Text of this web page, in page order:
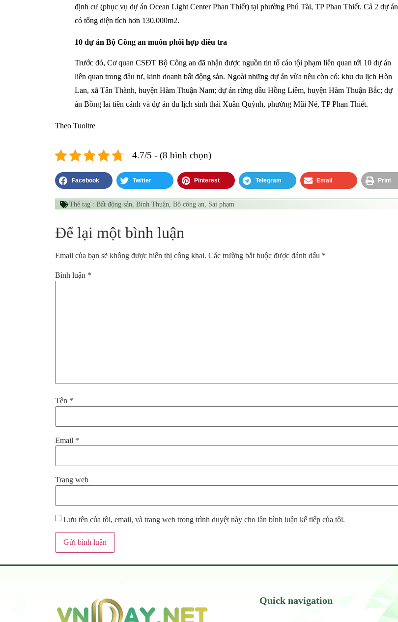
định cư (phục vụ dự án Ocean Light Center Phan Thiết) tại phường Phú Tài, TP Phan Thiết. Cả 2 dự án
có tổng diện tích hơn 130.000m2.
10 dự án Bộ Công an muốn phối hợp điều tra
Trước đó, Cơ quan CSĐT Bộ Công an đã nhận được nguồn tin tố cáo tội phạm liên quan tới 10 dự án
liên quan trong đầu tư, kinh doanh bất động sản. Ngoài những dự án vừa nêu còn có: khu du lịch Hòn
Lan, xã Tân Thành, huyện Hàm Thuận Nam; dự án rừng dầu Hồng Liêm, huyện Hàm Thuận Bắc; dự
án Bồng lai tiên cảnh và dự án du lịch sinh thái Xuân Quỳnh, phường Mũi Né, TP Phan Thiết.
Theo Tuoitre
4.7/5 - (8 bình chọn)
Facebook Twitter Pinterest Telegram Email Print
Thẻ tag : Bất động sản, Bình Thuận, Bộ công an, Sai phạm
Để lại một bình luận
Email của bạn sẽ không được hiển thị công khai. Các trường bắt buộc được đánh dấu *
Bình luận *
Tên *
Email *
Trang web
Lưu tên của tôi, email, và trang web trong trình duyệt này cho lần bình luận kế tiếp của tôi.
Quick navigation